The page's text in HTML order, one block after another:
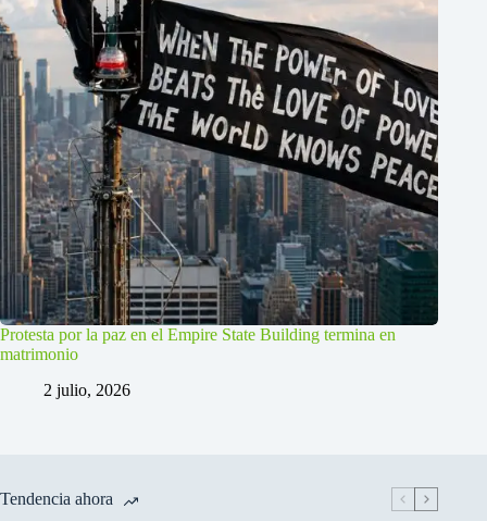
Protesta por la paz en el Empire State Building termina en
matrimonio
2 julio, 2026
Tendencia ahora